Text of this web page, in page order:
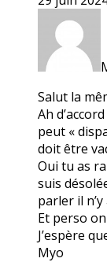
Salut la
Ah
peut «
doit être
Oui tu as
suis
parler il
Et perso
J’espère
Myo